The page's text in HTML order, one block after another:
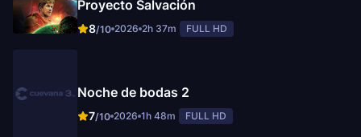
Proyecto Salvación
8/10 2026 2h 37m FULL HD
Noche de bodas 2
7/10 2026 1h 48m FULL HD